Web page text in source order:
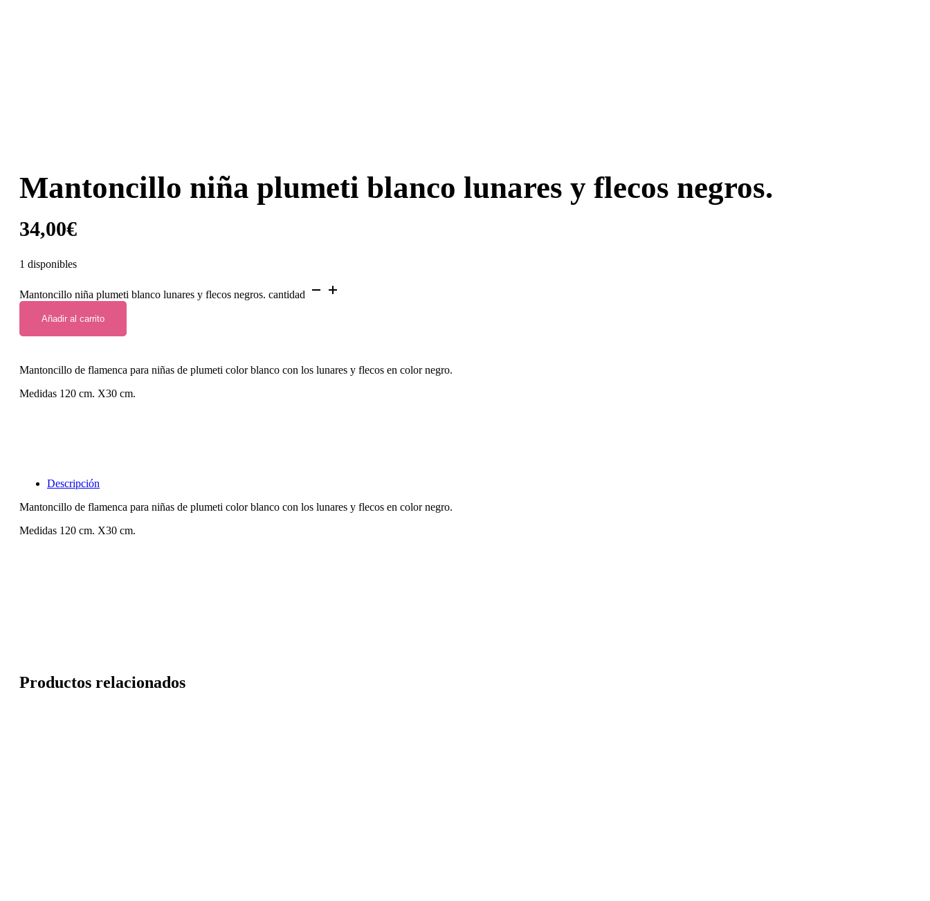
Mantoncillo niña plumeti blanco lunares y flecos negros.
34,00€
1 disponibles
Mantoncillo niña plumeti blanco lunares y flecos negros. cantidad
Añadir al carrito
Mantoncillo de flamenca para niñas de plumeti color blanco con los lunares y flecos en color negro.
Medidas 120 cm. X30 cm.
Descripción
Mantoncillo de flamenca para niñas de plumeti color blanco con los lunares y flecos en color negro.
Medidas 120 cm. X30 cm.
Productos relacionados